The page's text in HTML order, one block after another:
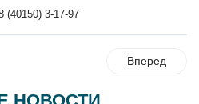
(40150) 3-17-97
Вперед